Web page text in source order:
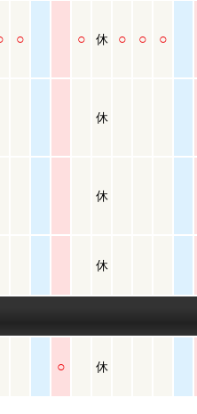
○ ○ 休 ○ ○ ○
休
休
休
○ 休